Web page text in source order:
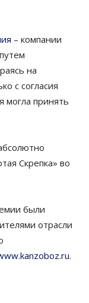
– компании
путем
на
с согласия
могла принять
Скрепка» во
были
отрасли
.